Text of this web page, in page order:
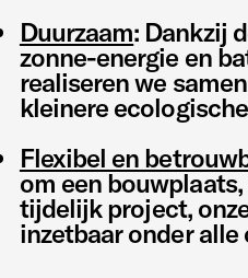
Duurzaam: Dankzij
zonne-energie en
realiseren we
kleinere
Flexibel en
om een
tijdelijk project,
inzetbaar onder